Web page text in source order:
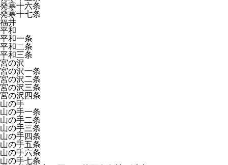
発寒十六条
発寒十七条
福井
平和
平和一条
平和二条
平和三条
宮の沢
宮の沢一条
宮の沢二条
宮の沢三条
宮の沢四条
山の手
山の手一条
山の手二条
山の手三条
山の手四条
山の手五条
山の手六条
山の手七条